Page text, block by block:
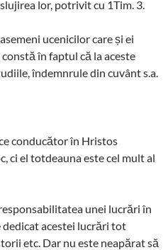
lor, potrivit cu 1Tim. 3.
ucenicilor care și ei
în faptul că la aceste
îndemnrule din cuvânt s.a.
conducător în Hristos
ci el totdeauna este cel mult al
unei lucrări în
dedicat acestei lucrări tot
etc. Dar nu este neapărat să